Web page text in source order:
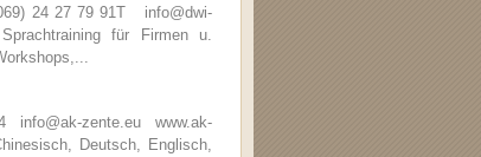
24 27 79 91T info@dwi-
für Firmen u.
info@ak-zente.eu www.ak-
Deutsch, Englisch,